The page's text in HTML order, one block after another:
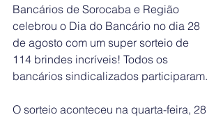
Bancários de Sorocaba e Região
celebrou o Dia do Bancário no dia 28
de agosto com um super sorteio de
114 brindes incríveis! Todos os
bancários sindicalizados participaram.
O sorteio aconteceu na quarta-feira, 28